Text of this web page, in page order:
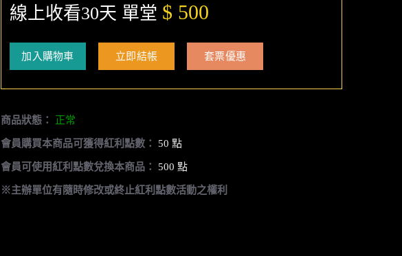
線上收看30天 單堂 $ 500
加入購物車 立即結帳 套票優惠
商品狀態： 正常
會員購買本商品可獲得紅利點數： 50 點
會員可使用紅利點數兌換本商品： 500 點
※主辦單位有隨時修改或終止紅利點數活動之權利